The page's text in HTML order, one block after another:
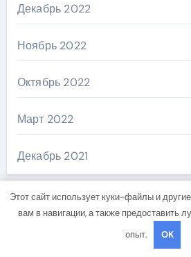
Декабрь 2022
Ноябрь 2022
Октябрь 2022
Март 2022
Декабрь 2021
Рубрики
Этот сайт использует куки-файлы и
вам в навигации, а также предоставить
опыт.
OK